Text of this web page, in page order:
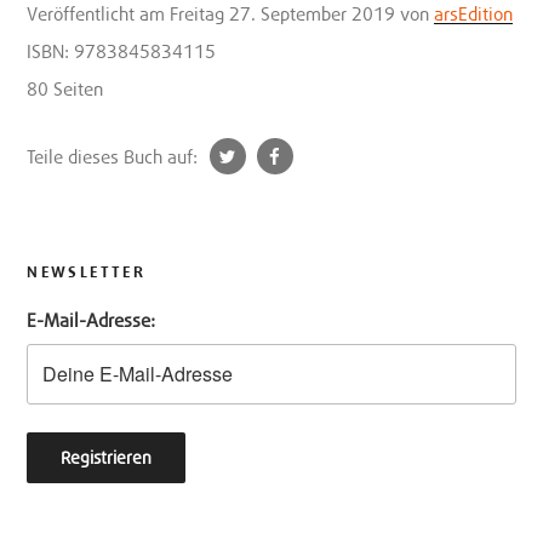
Veröffentlicht am Freitag 27. September 2019 vonarsEdition
ISBN: 9783845834115
80 Seiten
Teile dieses Buch auf:
t
NEWSLETTER
E-Mail-Adresse: